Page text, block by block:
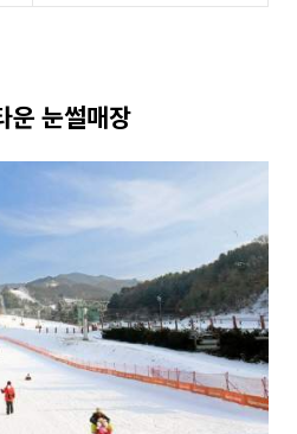
운 눈썰매장